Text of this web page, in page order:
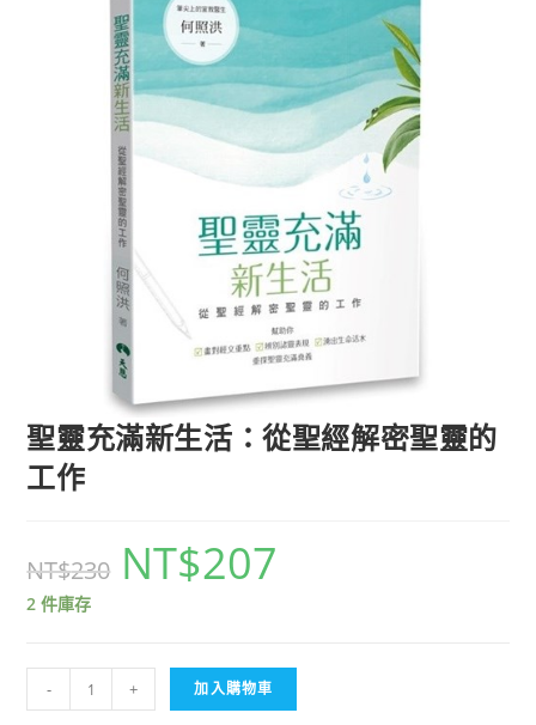
聖靈充滿新生活：從聖經解密聖靈的
工作
NT$230 NT$207
2 件庫存
-
靈
+ 加入購物車